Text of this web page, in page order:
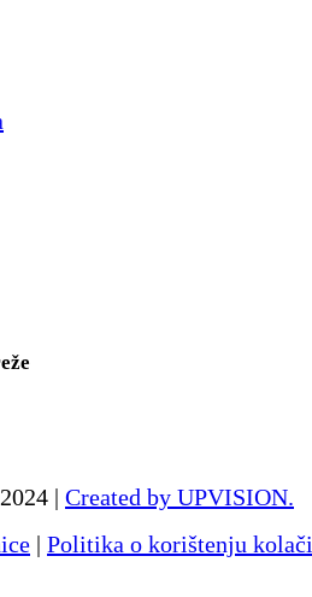
| Created by UPVISION.
| Politika o korištenju